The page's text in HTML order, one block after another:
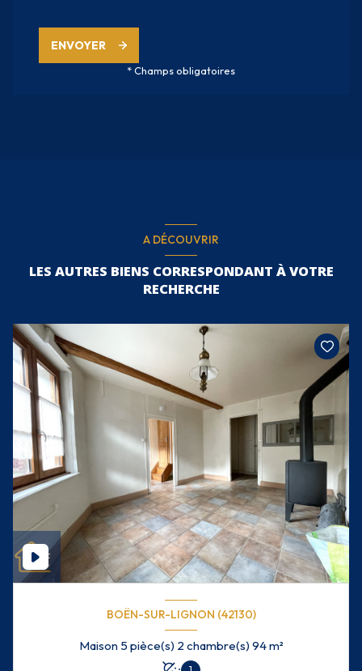
ENVOYER
* Champs obligatoires
A DÉCOUVRIR
LES AUTRES BIENS CORRESPONDANT À VOTRE
RECHERCHE
BOËN-SUR-LIGNON (42130)
Maison 5 pièce(s) 2 chambre(s) 94 m²